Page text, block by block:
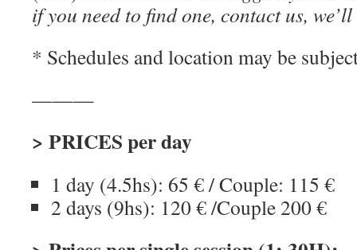
if you need to find one, contact us,
* Schedules and location may be
———
> PRICES per day
1 day (4.5hs): 65 € / Couple: 115 €
2 days (9hs): 120 € /Couple 200 €